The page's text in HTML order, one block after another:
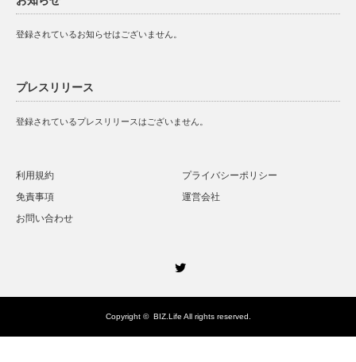
登録されているお知らせはございません。
プレスリリース
登録されているプレスリリースはございません。
利用規約
プライバシーポリシー
免責事項
運営会社
お問い合わせ
Copyright © BIZ.Life All rights reserved.